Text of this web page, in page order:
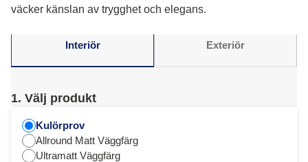
väcker känslan av trygghet och elegans.
Interiör Exteriör
1. Välj produkt
Kulörprov
Allround Matt Väggfärg
Ultramatt Väggfärg